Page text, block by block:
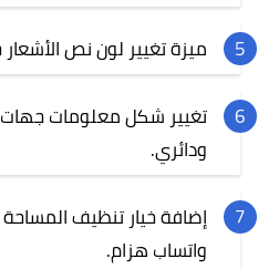
ميزة تغيير لون نص
تغيير شكل معلومات جهات
ودائري.
إضافة خيار تنظيف
واتساب هزام.